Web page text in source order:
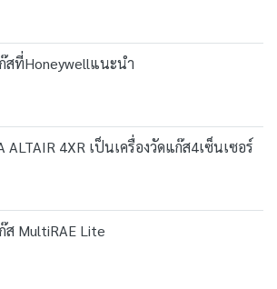
สที่Honeywellแนะนำ
ALTAIR 4XR เป็นเครื่องวัดแก๊ส4เซ็นเซอร์
ส MultiRAE Lite